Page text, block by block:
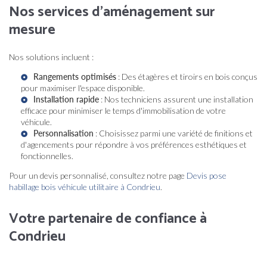
Nos services d'aménagement sur
mesure
Nos solutions incluent :
Rangements optimisés : Des étagères et tiroirs en bois conçus
pour maximiser l'espace disponible.
Installation rapide : Nos techniciens assurent une installation
efficace pour minimiser le temps d'immobilisation de votre
véhicule.
Personnalisation : Choisissez parmi une variété de finitions et
d'agencements pour répondre à vos préférences esthétiques et
fonctionnelles.
Pour un devis personnalisé, consultez notre page Devis pose
habillage bois véhicule utilitaire à Condrieu.
Votre partenaire de confiance à
Condrieu